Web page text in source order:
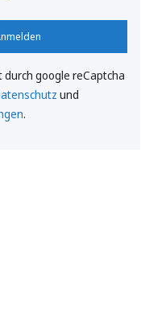
durch google reCaptcha
und
.